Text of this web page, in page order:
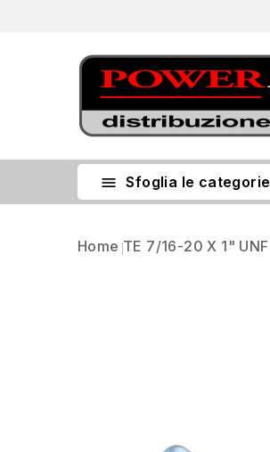
 Sfoglia le categorie
Home TE 7/16-20 X 1" UNF